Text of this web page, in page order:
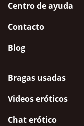
Centro de ayuda
Contacto
Blog
Bragas usadas
Videos eróticos
Chat erótico